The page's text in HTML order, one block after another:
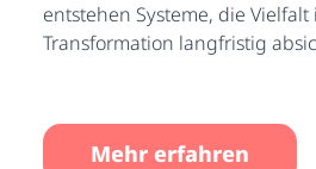
entstehen Systeme, die
Transformation langfristig
Mehr erfahren